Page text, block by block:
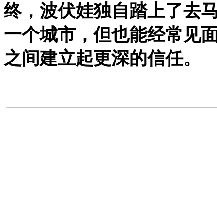
终，波伏娃独自踏上了去
一个城市，但也能经常见
之间建立起更深的信任。